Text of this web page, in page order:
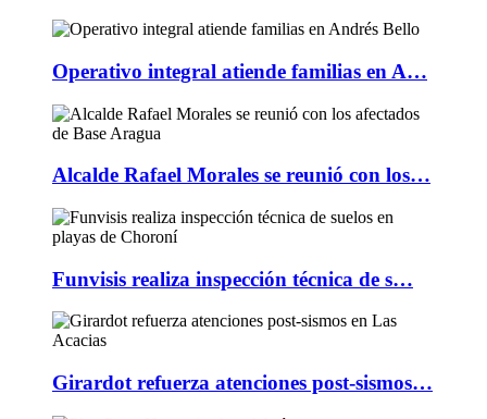
Operativo integral atiende familias en A…
Alcalde Rafael Morales se reunió con los…
Funvisis realiza inspección técnica de s…
Girardot refuerza atenciones post-sismos…